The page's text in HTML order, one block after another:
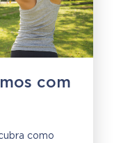
com
como